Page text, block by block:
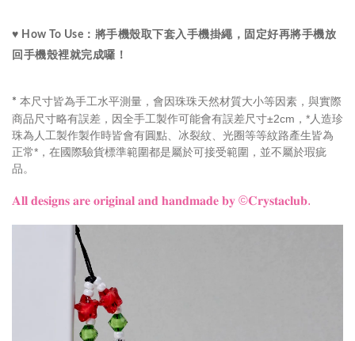
♥ How To Use：將手機殼取下套入手機掛繩，固定好再將手機放
回手機殼裡就完成囉！
* 本尺寸皆為手工水平測量，會因珠珠天然材質大小等因素，與實際
商品尺寸略有誤差，因全手工製作可能會有誤差尺寸±2cm， *人造珍
珠為人工製作製作時皆會有圓點、冰裂紋、光圈等等紋路產生皆為
正常* ， 在國際驗貨標準範圍都是屬於可接受範圍，並不屬於瑕疵
品。
𝐀𝐥𝐥 𝐝𝐞𝐬𝐢𝐠𝐧𝐬 𝐚𝐫𝐞 𝐨𝐫𝐢𝐠𝐢𝐧𝐚𝐥 𝐚𝐧𝐝 𝐡𝐚𝐧𝐝𝐦𝐚𝐝𝐞 𝐛𝐲 ©𝐂𝐫𝐲𝐬𝐭𝐚𝐜𝐥𝐮𝐛.